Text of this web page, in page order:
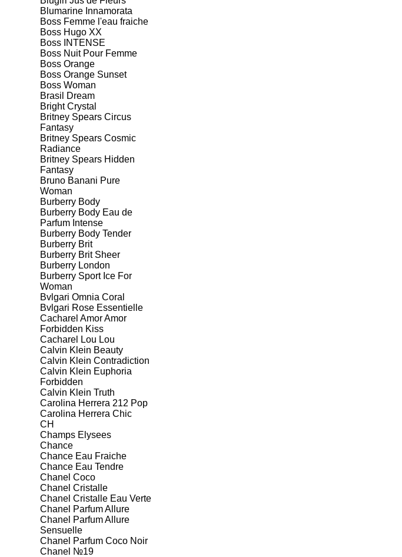
Blumarine Innamorata
Boss Femme l'eau fraiche
Boss Hugo XX
Boss INTENSE
Boss Nuit Pour Femme
Boss Orange
Boss Orange Sunset
Boss Woman
Brasil Dream
Bright Crystal
Britney Spears Circus
Fantasy
Britney Spears Cosmic
Radiance
Britney Spears Hidden
Fantasy
Bruno Banani Pure
Woman
Burberry Body
Burberry Body Eau de
Parfum Intense
Burberry Body Tender
Burberry Brit
Burberry Brit Sheer
Burberry London
Burberry Sport Ice For
Woman
Bvlgari Omnia Coral
Bvlgari Rose Essentielle
Cacharel Amor Amor
Forbidden Kiss
Cacharel Lou Lou
Calvin Klein Beauty
Calvin Klein Contradiction
Calvin Klein Euphoria
Forbidden
Calvin Klein Truth
Carolina Herrera 212 Pop
Carolina Herrera Chic
CH
Champs Elysees
Chance
Chance Eau Fraiche
Chance Eau Tendre
Chanel Coco
Chanel Cristalle
Chanel Cristalle Eau Verte
Chanel Parfum Allure
Chanel Parfum Allure
Sensuelle
Chanel Parfum Coco Noir
Chanel №19